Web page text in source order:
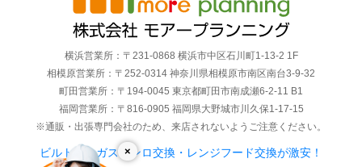
×
横浜営業所：〒231-0868 横浜市中区石川町1-13-2 1F
相模原営業所：〒252-0314 神奈川県相模原市南区南台3-9-32
町田営業所：〒194-0045 東京都町田市南成瀬6-2-11 B1
福岡営業所：〒816-0905 福岡県大野城市川久保1-17-15
※通販・出張専門会社のため、来店されないようご注意ください。
ビルトインガスコンロ交換・レンジフード交換が激安！